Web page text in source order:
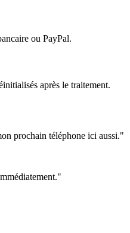
ou PayPal.
après le traitement.
prochain téléphone ici aussi."